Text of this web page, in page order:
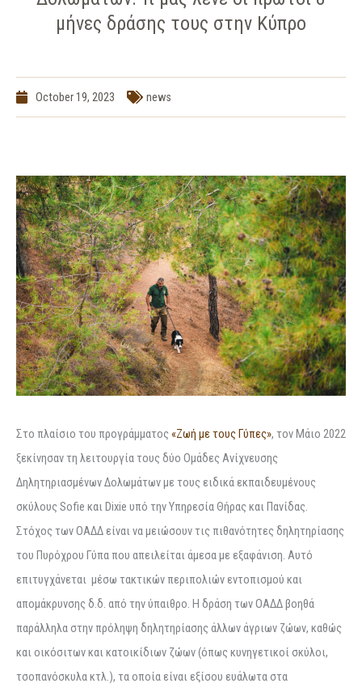
μήνες δράσης τους στην Κύπρo
October 19, 2023 news
Στο πλαίσιο του προγράμματος «Ζωή με τους Γύπες», τον Μάιο 2022
ξεκίνησαν τη λειτουργία τους δύο Ομάδες Ανίχνευσης
Δηλητηριασμένων Δολωμάτων με τους ειδικά εκπαιδευμένους
σκύλους Sofie και Dixie υπό την Υπηρεσία Θήρας και Πανίδας.
Στόχος των ΟΑΔΔ είναι να μειώσουν τις πιθανότητες δηλητηρίασης
του Πυρόχρου Γύπα που απειλείται άμεσα με εξαφάνιση. Αυτό
επιτυγχάνεται μέσω τακτικών περιπολιών εντοπισμού και
απομάκρυνσης δ.δ. από την ύπαιθρο. Η δράση των ΟΑΔΔ βοηθά
παράλληλα στην πρόληψη δηλητηρίασης άλλων άγριων ζώων, καθώς
και οικόσιτων και κατοικίδιων ζώων (όπως κυνηγετικοί σκύλοι,
τσοπανόσκυλα κτλ.), τα οποία είναι εξίσου ευάλωτα στα